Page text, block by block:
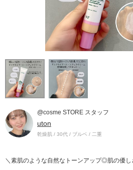
@cosme STORE スタッフ
uton
乾燥肌 / 30代 / ブルベ / 二重
＼素肌のような自然なトーンアップ◎肌の優し